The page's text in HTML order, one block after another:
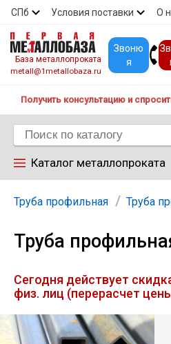
СПб Условия поставки О
Скидки Прайс Покупателям
База металлопроката
metall@1metallobaza.ru
Звоню
я
Получить консультацию и
Каталог металлопроката
Арматура
Труба профильная
Труба
Лист
Труба профильная Труба
Труба
Сегодня действует
физ. лиц (перерасчет